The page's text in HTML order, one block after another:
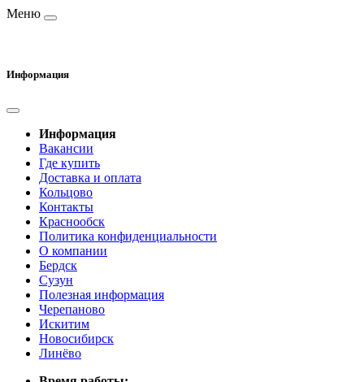
Меню
Информация
Информация
Вакансии
Где купить
Доставка и оплата
Кольцово
Контакты
Краснообск
Политика конфиденциальности
О компании
Бердск
Сузун
Полезная информация
Черепаново
Искитим
Новосибирск
Линёво